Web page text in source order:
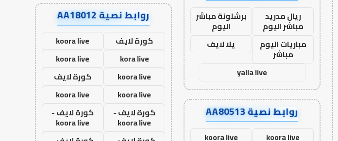
ريال مدريد
مباشر اليوم
برشلونة مباشر
اليوم
مباريات اليوم
مباشر
يلا لايف
yalla live
روابط نصية AA80513
koora live
koora live
روابط نصية AA18012
كورة لايف
koora live
kora live
koora live
koora live
كورة لايف
koora live
koora live
كورة لايف -
koora live
كورة لايف -
koora live